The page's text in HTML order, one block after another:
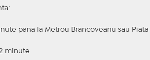
pana la Metrou Brancoveanu sau Piata
minute